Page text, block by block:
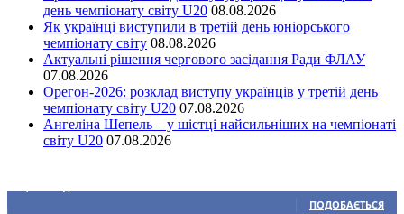
день чемпіонату світу U20 08.08.2026
Як українці виступили в третій день юніорського
чемпіонату світу 08.08.2026
Актуальні рішення чергового засідання Ради ФЛАУ
07.08.2026
Орегон-2026: розклад виступу українців у третій день
чемпіонату світу U20 07.08.2026
Ангеліна Шепель – у шістці найсильніших на чемпіонаті
світу U20 07.08.2026
ПОДОБАЄТЬСЯ